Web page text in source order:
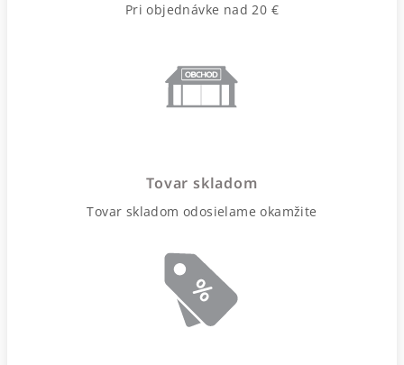
Pri objednávke nad 20 €
Tovar skladom
Tovar skladom odosielame okamžite